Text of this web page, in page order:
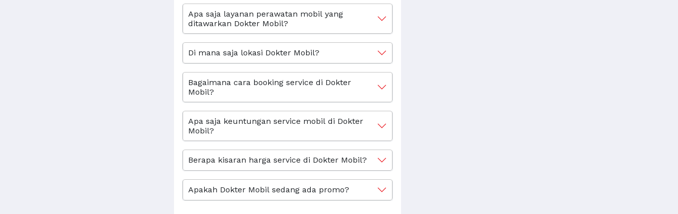
Apa saja layanan perawatan mobil yang
ditawarkan Dokter Mobil?
Di mana saja lokasi Dokter Mobil?
Bagaimana cara booking service di Dokter
Mobil?
Apa saja keuntungan service mobil di Dokter
Mobil?
Berapa kisaran harga service di Dokter Mobil?
Apakah Dokter Mobil sedang ada promo?